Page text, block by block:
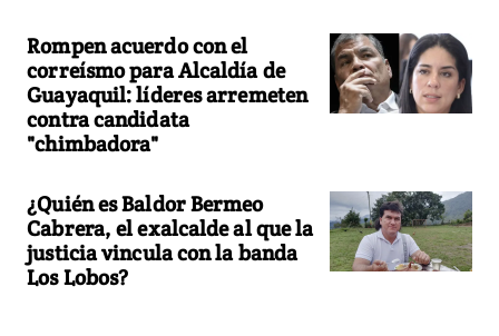
Rompen acuerdo con el
correísmo para Alcaldía de
Guayaquil: líderes arremeten
contra candidata
"chimbadora"
¿Quién es Baldor Bermeo
Cabrera, el exalcalde al que la
justicia vincula con la banda
Los Lobos?